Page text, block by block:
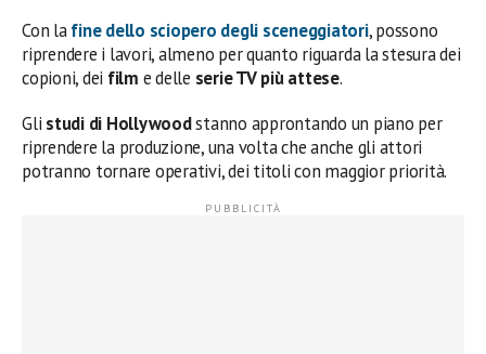
Con lafine dello sciopero degli sceneggiatori, possono
riprendere i lavori, almeno per quanto riguarda la stesura dei
copioni, dei film e delle serie TV più attese.
Gli studi di Hollywoodstanno approntando un piano per
riprendere la produzione, una volta che anche gli attori
potranno tornare operativi, dei titoli con maggior priorità.